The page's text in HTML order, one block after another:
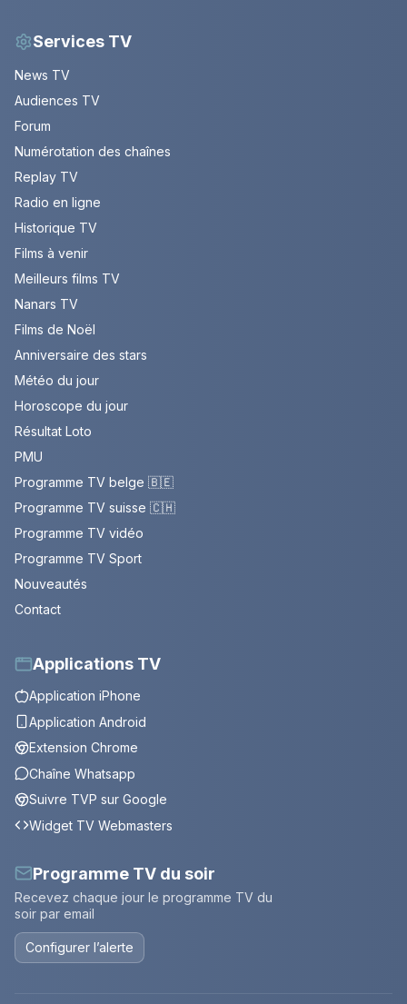
Services TV
News TV
Audiences TV
Forum
Numérotation des chaînes
Replay TV
Radio en ligne
Historique TV
Films à venir
Meilleurs films TV
Nanars TV
Films de Noël
Anniversaire des stars
Météo du jour
Horoscope du jour
Résultat Loto
PMU
Programme TV belge 🇧🇪
Programme TV suisse 🇨🇭
Programme TV vidéo
Programme TV Sport
Nouveautés
Contact
Applications TV
Application iPhone
Application Android
Extension Chrome
Chaîne Whatsapp
Suivre TVP sur Google
Widget TV Webmasters
Programme TV du soir
Recevez chaque jour le programme TV du
soir par email
Configurer l’alerte